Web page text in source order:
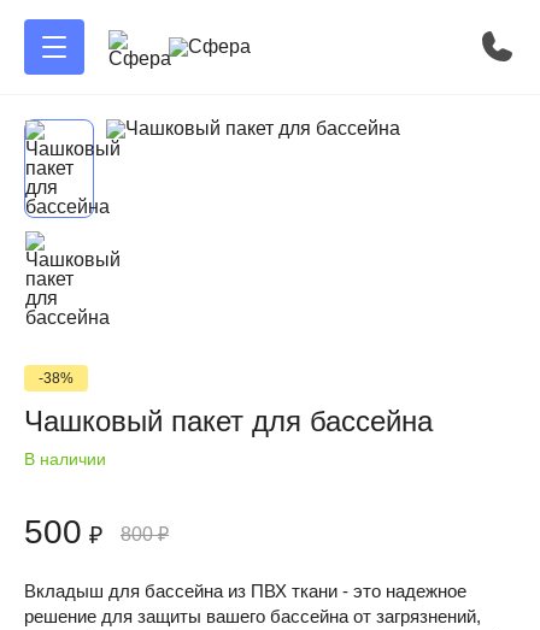
-38%
Чашковый пакет для бассейна
В наличии
500 ₽ 800₽
Вкладыш для бассейна из ПВХ ткани - это надежное
решение для защиты вашего бассейна от загрязнений,